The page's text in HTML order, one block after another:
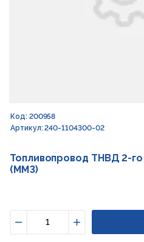
Код: 200958
Артикул: 240-1104300-02
Топливопровод ТНВД 2-
(ММЗ)
Увеличить